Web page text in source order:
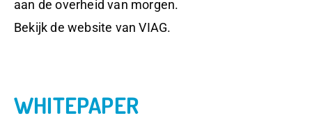
aan de overheid van morgen.
Bekijk de website van VIAG.
WHITEPAPER